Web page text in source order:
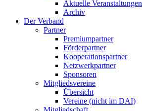
Aktuelle Veranstaltungen
Archiv
Der Verband
Partner
Premiumpartner
Förderpartner
Kooperationspartner
Netzwerkpartner
Sponsoren
Mitgliedsvereine
Übersicht
Vereine (nicht im DAI)